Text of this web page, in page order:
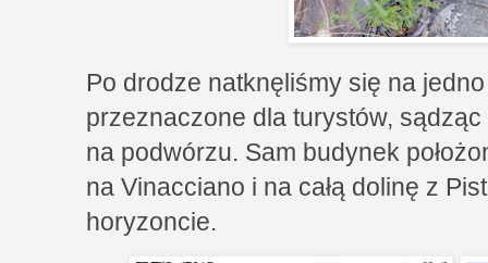
Po drodze natknęliśmy się na
przeznaczone dla turystów,
na podwórzu. Sam budynek
na Vinacciano i na całą dolinę z
horyzoncie.